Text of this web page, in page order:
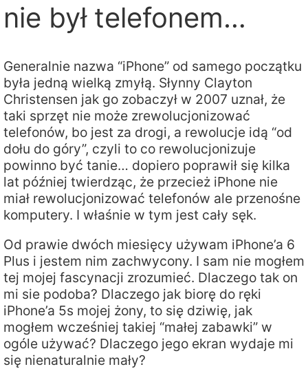
nie był telefonem…
Generalnie nazwa “iPhone” od samego początku
była jedną wielką zmyłą. Słynny Clayton
Christensen jak go zobaczył w 2007 uznał, że
taki sprzęt nie może zrewolucjonizować
telefonów, bo jest za drogi, a rewolucje idą “od
dołu do góry”, czyli to co rewolucjonizuje
powinno być tanie… dopiero poprawił się kilka
lat później twierdząc, że przecież iPhone nie
miał rewolucjonizować telefonów ale przenośne
komputery. I właśnie w tym jest cały sęk.
Od prawie dwóch miesięcy używam iPhone’a 6
Plus i jestem nim zachwycony. I sam nie mogłem
tej mojej fascynacji zrozumieć. Dlaczego tak on
mi sie podoba? Dlaczego jak biorę do ręki
iPhone’a 5s mojej żony, to się dziwię, jak
mogłem wcześniej takiej “małej zabawki” w
ogóle używać? Dlaczego jego ekran wydaje mi
się nienaturalnie mały?